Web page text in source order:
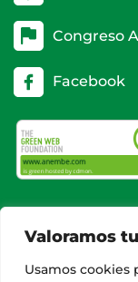
Valoramos
Usamos cookies
Congreso
Facebook
AVISO LEGAL